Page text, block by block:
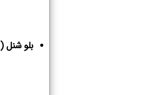
بلو شنل (Bleu de Chanel)